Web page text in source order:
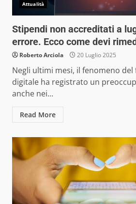
Attualità
Stipendi non accreditati a
errore. Ecco come devi
Roberto Arciola 20 Luglio 2025
Negli ultimi mesi, il fenomeno
digitale ha registrato un
anche nei...
Read More